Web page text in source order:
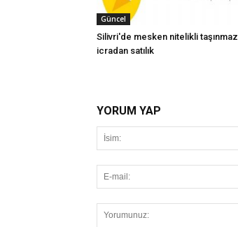
Güncel
Silivri'de mesken nitelikli taşınmaz
icradan satılık
YORUM YAP